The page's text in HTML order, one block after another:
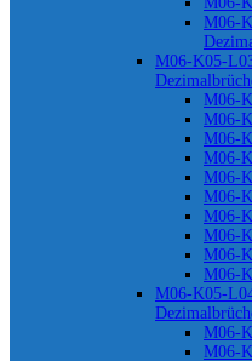
M06-
M06-K05-
M06-
M06-
M06-
M06-
M06-
M06-
M06-
M06-
M06-
M06-
M06-K05-
M06-
M06-